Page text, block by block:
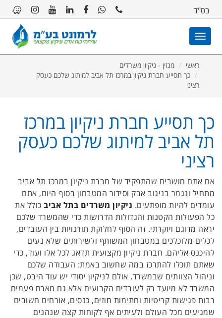
בס"ד
Toggle
navigation
ראשי
מגזין - ניקיון משרדים
כך תסייע חברת ניקיון במרכז תל אביב למיתוג שלכם כעסק
רציני
כך תסייע חברת ניקיון במרכז
תל אביב למיתוג שלכם כעסק
רציני
אם אתם חושבים שהתפקיד של חברת ניקיון במרכז תל אביב
מתחיל ונגמר בניגוב אבק וסידור המטבחון בסוף היום, אתם
עומדים להיות מופתעים. ניקיון משרדים בתל אביב כולל את
כל הפעולות הקטנות והגדולות הדרושות כדי שהמשרד שלכם
יראה מדוגם ויוקרתי. זה הסוף לחלוקת תורנויות בין העובדים,
לכלים מלוכלכים במטבחון המשותף ולשירותים שלא נעים
להיכנס אליהם. חברת ניקיון מקצועית תדאג לכל אלו ועוד, כדי
שאתם תוכלו להתרכז במה שחשוב באמת: העבודה שלכם
וניהול הצוותים שבמשרד. אולם לניקיון יסודי יש עוד היבט, שכן
המשרד לא מיועד רק לעובדים הקבועים אלא גם מארח פעמים
רבות פגישות קריטיות וחתימות חוזים, כנסים, אורחים חשובים
שמגיעים מכל העולם ולעיתים אף לקוחות קצה שנהנים